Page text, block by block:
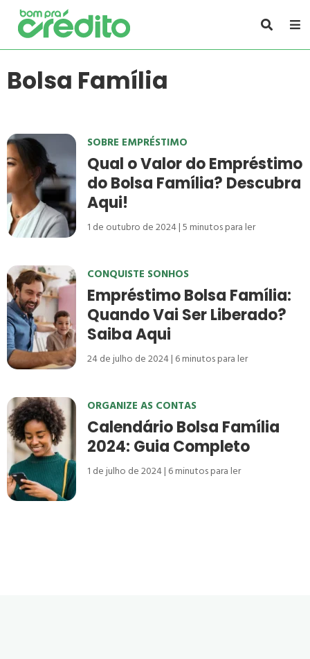
Bolsa Família
SOBRE EMPRÉSTIMO
Qual o Valor do Empréstimo
do Bolsa Família? Descubra
Aqui!
1 de outubro de 2024 5minutos para ler
CONQUISTE SONHOS
Empréstimo Bolsa Família:
Quando Vai Ser Liberado?
Saiba Aqui
24 de julho de 2024 6minutos para ler
ORGANIZE AS CONTAS
Calendário Bolsa Família
2024: Guia Completo
1 de julho de 2024 6minutos para ler